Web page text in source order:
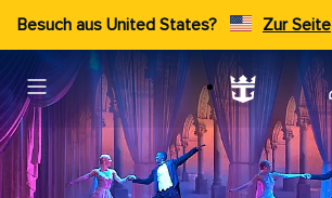
Besuch aus United States? Zur Seite